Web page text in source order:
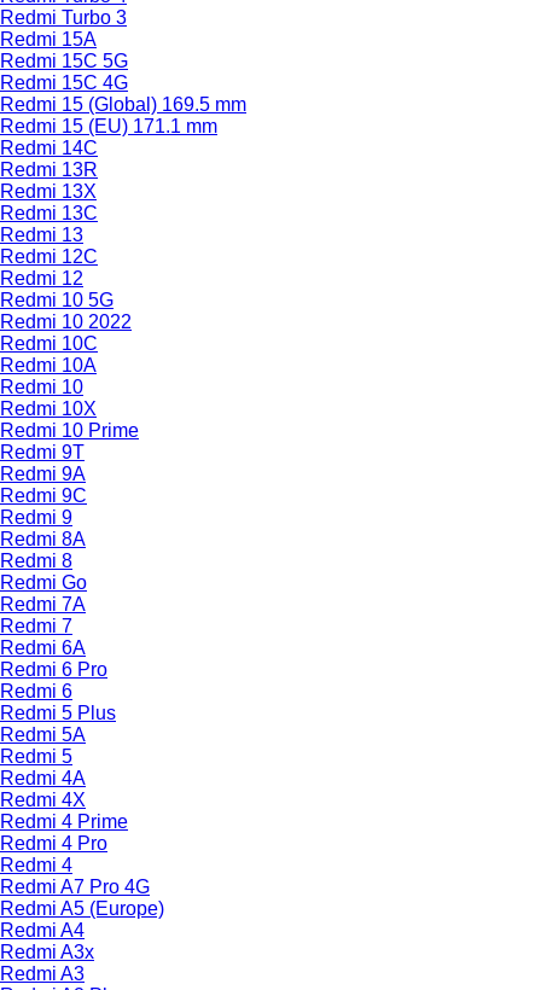
Redmi Turbo 3
Redmi 15A
Redmi 15C 5G
Redmi 15C 4G
Redmi 15 (Global) 169.5 mm
Redmi 15 (EU) 171.1 mm
Redmi 14C
Redmi 13R
Redmi 13X
Redmi 13C
Redmi 13
Redmi 12C
Redmi 12
Redmi 10 5G
Redmi 10 2022
Redmi 10C
Redmi 10A
Redmi 10
Redmi 10X
Redmi 10 Prime
Redmi 9T
Redmi 9A
Redmi 9C
Redmi 9
Redmi 8A
Redmi 8
Redmi Go
Redmi 7A
Redmi 7
Redmi 6A
Redmi 6 Pro
Redmi 6
Redmi 5 Plus
Redmi 5A
Redmi 5
Redmi 4A
Redmi 4X
Redmi 4 Prime
Redmi 4 Pro
Redmi 4
Redmi A7 Pro 4G
Redmi A5 (Europe)
Redmi A4
Redmi A3x
Redmi A3